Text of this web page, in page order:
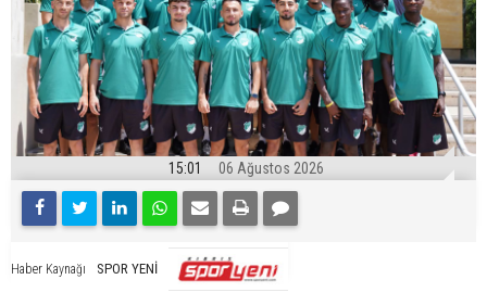
15:01 06 Ağustos 2026
Haber Kaynağı SPOR YENİ